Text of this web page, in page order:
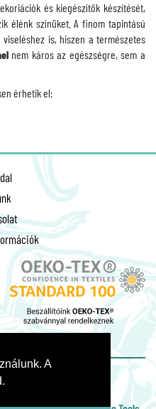
A
és kiegészítők készítését,
élénk színüket. A finom tapintású
is, hiszen a természetes
nem káros az egészségre, sem a
érhetik el:
fenntartva!